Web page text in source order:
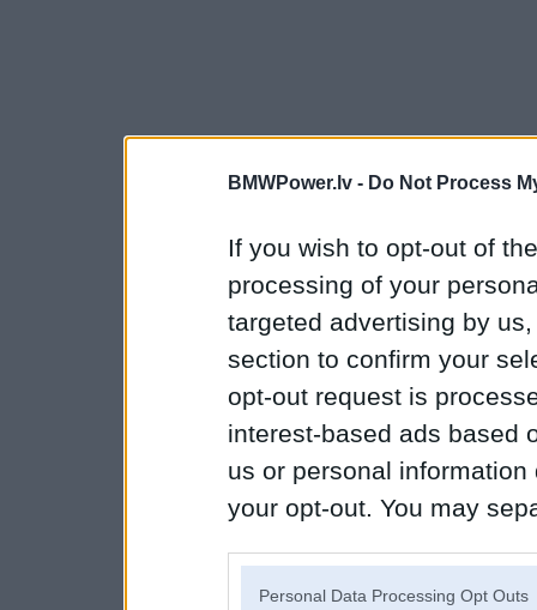
BMWPower.lv - Do Not Process
If you wish to opt-out of
processing of your
targeted advertising by
section to confirm your
opt-out request is
interest-based ads based
us or personal
your opt-out. You may
Personal Data Processing Opt Outs